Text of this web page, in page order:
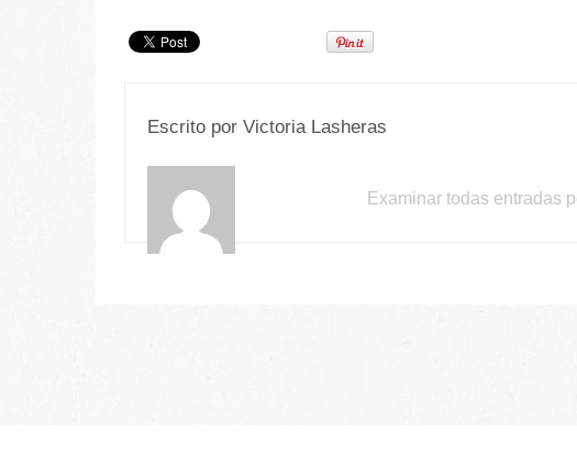
Escrito por Victoria Lasheras
Examinar todas entradas